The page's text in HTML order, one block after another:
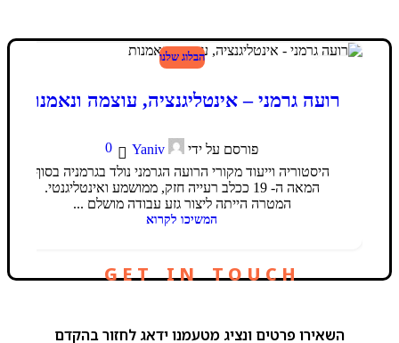
הבלוג שלנו
רועה גרמני – אינטליגנציה, עוצמה ונאמנות
פורסם על ידי Yaniv
0
היסטוריה וייעוד מקורי הרועה הגרמני נולד בגרמניה בסוף
המאה ה- 19 ככלב רעייה חזק, ממושמע ואינטליגנטי.
המטרה הייתה ליצור גזע עבודה מושלם ...
המשיכו לקרוא
G E T I N T O U C H
השאירו פרטים ונציג מטעמנו ידאג לחזור בהקדם